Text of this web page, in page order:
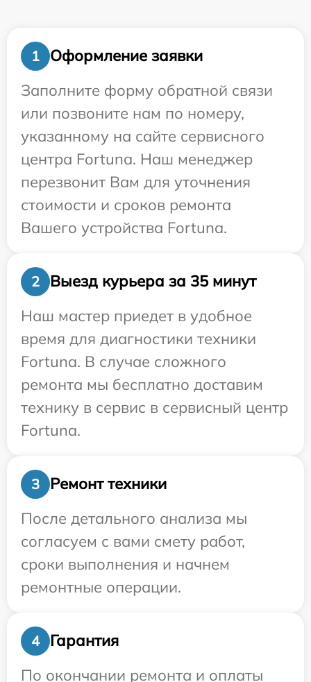
1
Оформление заявки
Заполните форму обратной связи
или позвоните нам по номеру,
указанному на сайте сервисного
центра Fortuna. Наш менеджер
перезвонит Вам для уточнения
стоимости и сроков ремонта
Вашего устройства Fortuna.
2
Выезд курьера за 35 минут
Наш мастер приедет в удобное
время для диагностики техники
Fortuna. В случае сложного
ремонта мы бесплатно доставим
технику в сервис в сервисный центр
Fortuna.
3
Ремонт техники
После детального анализа мы
согласуем с вами смету работ,
сроки выполнения и начнем
ремонтные операции.
4
Гарантия
По окончании ремонта и оплаты